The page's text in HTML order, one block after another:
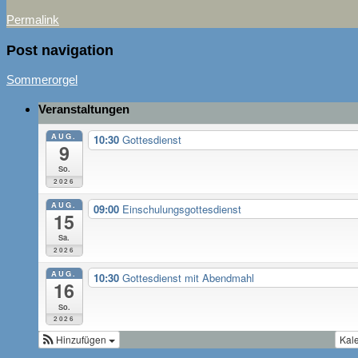
Permalink
Post navigation
Sommerorgel
Veranstaltungen
AUG.
9
So.
2026
10:30 Gottesdienst
AUG.
15
Sa.
2026
09:00 Einschulungsgottesdienst
AUG.
16
So.
2026
10:30 Gottesdienst mit Abendmahl
Hinzufügen